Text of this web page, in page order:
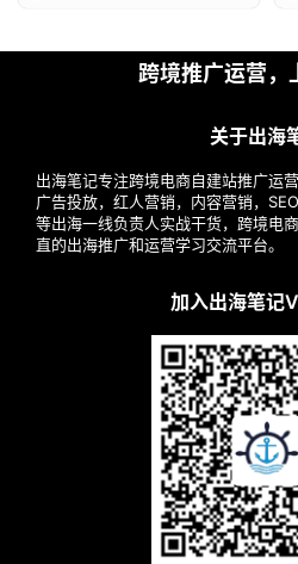
跨境推广运营，
关于出海
出海笔记专注跨境电商自建站推广运
广告投放，红人营销，内容营销，
等出海一线负责人实战干货，跨境电
直的出海推广和运营学习交流平台。
加入出海笔记